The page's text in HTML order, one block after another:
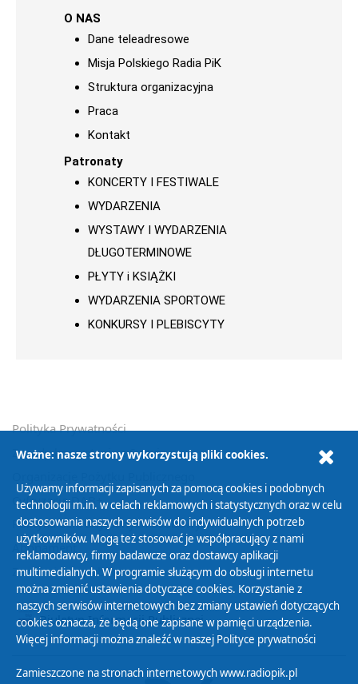
O NAS
Dane teleadresowe
Misja Polskiego Radia PiK
Struktura organizacyjna
Praca
Kontakt
Patronaty
KONCERTY I FESTIWALE
WYDARZENIA
WYSTAWY I WYDARZENIA
DŁUGOTERMINOWE
PŁYTY i KSIĄŻKI
WYDARZENIA SPORTOWE
KONKURSY I PLEBISCYTY
Polityka Prywatności
Zasady korzystania z Serwisu
Cyfryzacja DAB+
Polityka ochrony danych osobowych
Abonament
Zamówienia publiczne
Biuletyn Informacji Publicznej
Ważne: nasze strony wykorzystują pliki cookies.
Używamy informacji zapisanych za pomocą cookies i podobnych
technologii m.in. w celach reklamowych i statystycznych oraz w celu
dostosowania naszych serwisów do indywidualnych potrzeb
użytkowników. Mogą też stosować je współpracujący z nami
reklamodawcy, firmy badawcze oraz dostawcy aplikacji
multimedialnych. W programie służącym do obsługi internetu
można zmienić ustawienia dotyczące cookies. Korzystanie z
naszych serwisów internetowych bez zmiany ustawień dotyczących
cookies oznacza, że będą one zapisane w pamięci urządzenia.
Więcej informacji można znaleźć w naszej Polityce prywatności
Zamieszczone na stronach internetowych www.radiopik.pl